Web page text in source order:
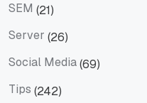
SEM (21)
Server (26)
Social Media(69)
Tips (242)